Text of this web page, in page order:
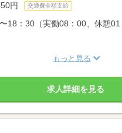
円 交通費全額支給
18：30（実働08：00、休憩01
もっと見る
求人詳細を見る